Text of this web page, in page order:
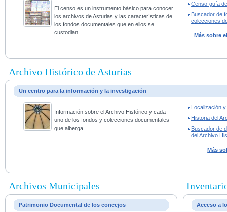
El censo es un instrumento básico para conocer
los archivos de Asturias y las características de
los fondos documentales que en ellos se
custodian.
Censo-guía
Buscador de
colecciones
Más sobre
Archivo Histórico de Asturias
Un centro para la información y la investigación
Información sobre el Archivo Histórico y cada
uno de los fondos y colecciones documentales
que alberga.
Localización
Historia del
Buscador de
del Archivo
Más
Archivos Municipales
Patrimonio Documental de los concejos Acceso a